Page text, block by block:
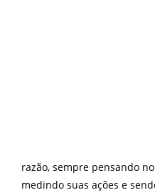
razão, sempre pensando
medindo suas ações e